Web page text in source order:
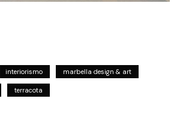
interiorismo marbella design & art
terracota